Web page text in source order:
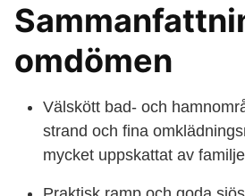
omdömen
Välskött bad- och
strand och fina
mycket uppskattat av